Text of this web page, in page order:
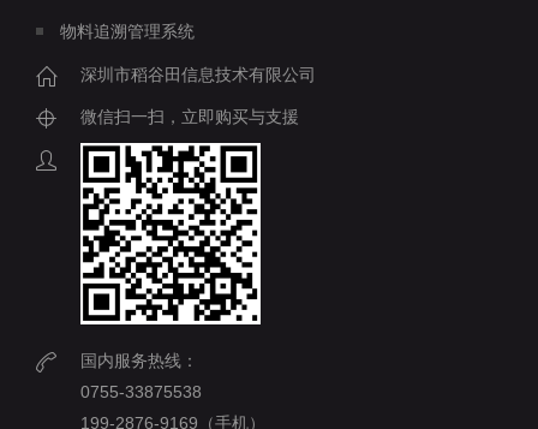
物料追溯管理系统
深圳市稻谷田信息技术有限公司
微信扫一扫，立即购买与支援
国内服务热线：
0755-33875538
199-2876-9169（手机）